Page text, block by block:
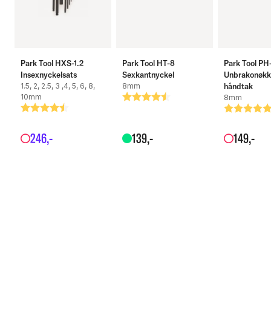
Park Tool HXS-1.2
Insexnyckelsats
1.5, 2, 2.5, 3 ,4, 5, 6, 8,
10mm
Betyg:
4.8 utav 5 stjärnor
246,-
Park Tool HT-8
Sexkantnyckel
8mm
Betyg:
4.8 utav 5 stjärnor
139,-
Park Tool
håndtak
8mm
Betyg:
5.0 utav
149,-